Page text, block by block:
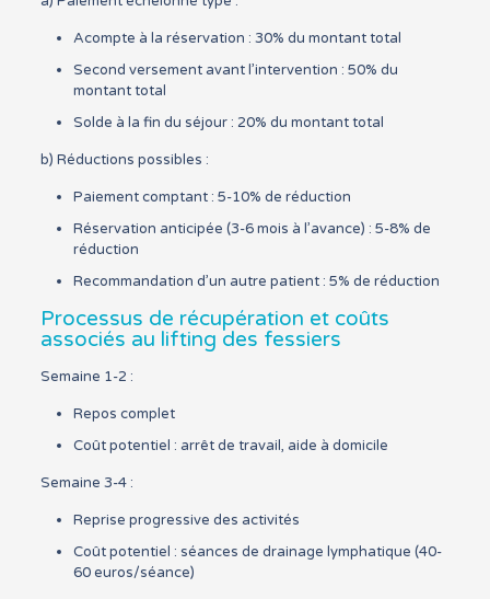
Acompte à la réservation : 30% du montant total
Second versement avant l’intervention : 50% du
montant total
Solde à la fin du séjour : 20% du montant total
b) Réductions possibles :
Paiement comptant : 5-10% de réduction
Réservation anticipée (3-6 mois à l’avance) : 5-8% de
réduction
Recommandation d’un autre patient : 5% de réduction
Processus de récupération et coûts
associés au lifting des fessiers
Semaine 1-2 :
Repos complet
Coût potentiel : arrêt de travail, aide à domicile
Semaine 3-4 :
Reprise progressive des activités
Coût potentiel : séances de drainage lymphatique (40-
60 euros/séance)